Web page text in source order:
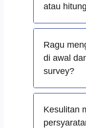
atau
Ragu
di awal
survey?
Kesulitan